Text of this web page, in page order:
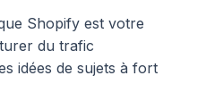
Shopify est votre
du trafic
idées de sujets à fort